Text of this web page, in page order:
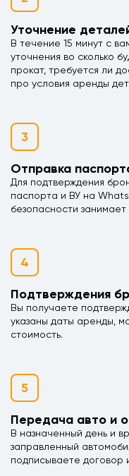
Уточнение
В течение 15 минут с
уточнения во сколько
прокат, требуется ли
про условия аренды
3
Отправка
Для подтверждения
паспорта и ВУ на
безопасности
4
Подтверждения
Вы получаете
указаны даты аренды,
стоимость.
5
Передача авто и
В назначенный день и
заправленный
подписываете договор